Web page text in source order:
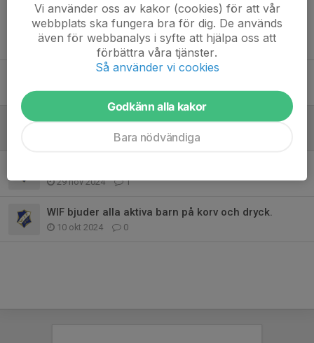
Tidigare nyheter
Glöm inte att betala in för bingolotterna.
30 dec 2025 0
Bingolotter till uppesittarkvällen och kalender!
0
29 nov 2024 1
WIF bjuder alla aktiva barn på korv och dryck.
10 okt 2024 0
Vi använder oss av kakor (cookies) för att vår
webbplats ska fungera bra för dig. De används
även för webbanalys i syfte att hjälpa oss att
förbättra våra tjänster.
Så använder vi cookies
Godkänn alla kakor
Bara nödvändiga